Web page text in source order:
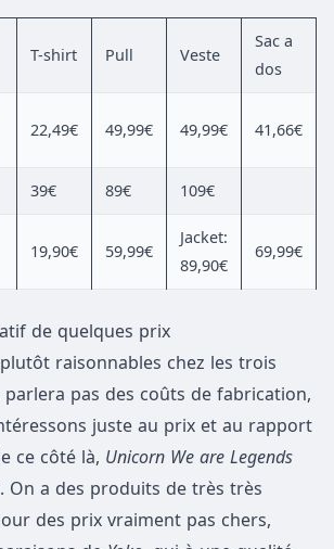
T-shirt Pull Veste
Sac a
dos
22,49€ 49,99€ 49,99€ 41,66€
39€ 89€ 109€
19,90€ 59,99€
Jacket:
89,90€
69,99€
de quelques prix
raisonnables chez les trois
parlera pas des coûts de fabrication,
juste au prix et au rapport
ce côté là, Unicorn We are Legends
On a des produits de très très
des prix vraiment pas chers,